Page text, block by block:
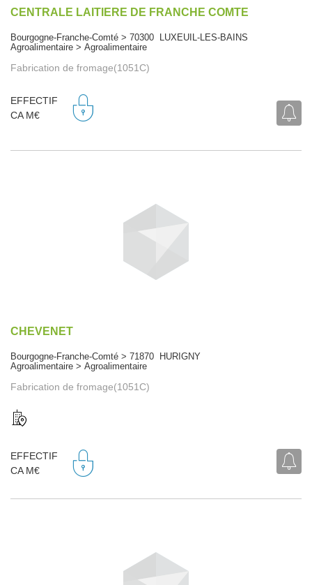
CENTRALE LAITIERE DE FRANCHE COMTE
Bourgogne-Franche-Comté > 70300 LUXEUIL-LES-BAINS
Agroalimentaire > Agroalimentaire
Fabrication de fromage(1051C)
EFFECTIF
CA M€
CHEVENET
Bourgogne-Franche-Comté > 71870 HURIGNY
Agroalimentaire > Agroalimentaire
Fabrication de fromage(1051C)
EFFECTIF
CA M€